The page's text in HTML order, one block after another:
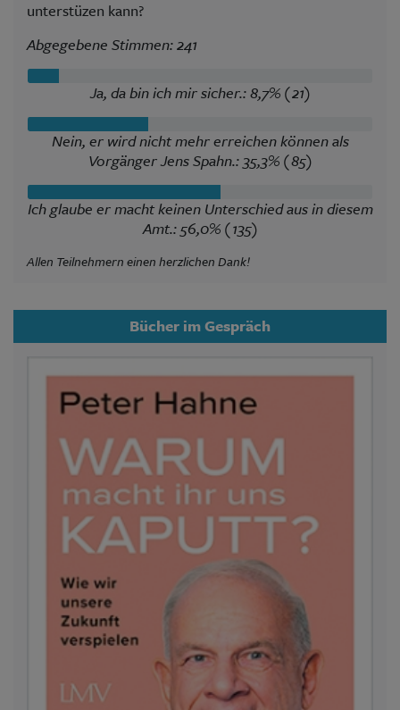
unterstüzen kann?
Abgegebene Stimmen: 241
Ja, da bin ich mir sicher.: 8,7% (21)
Nein, er wird nicht mehr erreichen können als
Vorgänger Jens Spahn.: 35,3% (85)
Ich glaube er macht keinen Unterschied aus in diesem
Amt.: 56,0% (135)
Allen Teilnehmern einen herzlichen Dank!
Bücher im Gespräch